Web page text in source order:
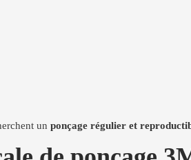
un ponçage régulier et